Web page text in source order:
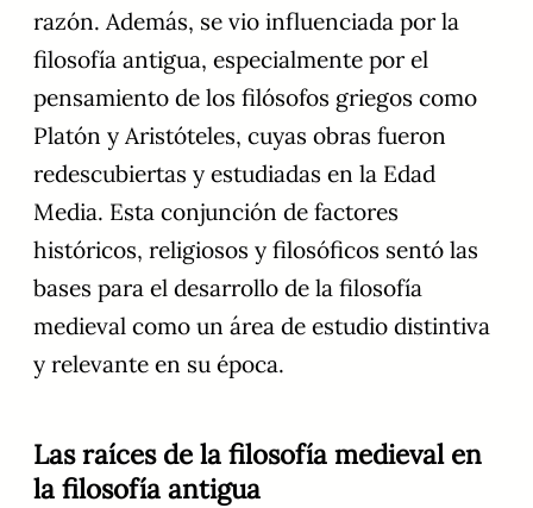
razón. Además, se vio influenciada por la
filosofía antigua, especialmente por el
pensamiento de los filósofos griegos como
Platón y Aristóteles, cuyas obras fueron
redescubiertas y estudiadas en la Edad
Media. Esta conjunción de factores
históricos, religiosos y filosóficos sentó las
bases para el desarrollo de la filosofía
medieval como un área de estudio distintiva
y relevante en su época.
Las raíces de la filosofía medieval en
la filosofía antigua